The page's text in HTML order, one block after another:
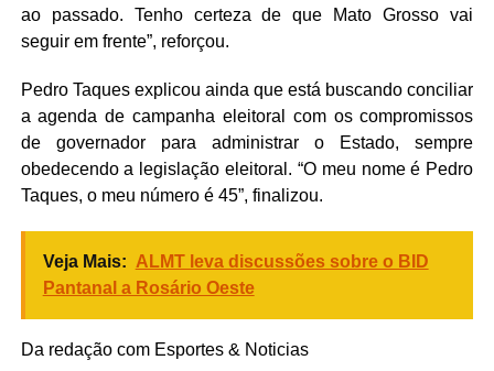
ao passado. Tenho certeza de que Mato Grosso vai
seguir em frente”, reforçou.
Pedro Taques explicou ainda que está buscando conciliar
a agenda de campanha eleitoral com os compromissos
de governador para administrar o Estado, sempre
obedecendo a legislação eleitoral. “O meu nome é Pedro
Taques, o meu número é 45”, finalizou.
Veja Mais: ALMT leva discussões sobre o BID
Pantanal a Rosário Oeste
Da redação com Esportes & Noticias